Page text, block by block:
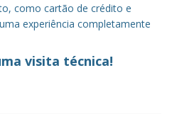
como cartão de crédito e
experiência completamente
visita técnica!